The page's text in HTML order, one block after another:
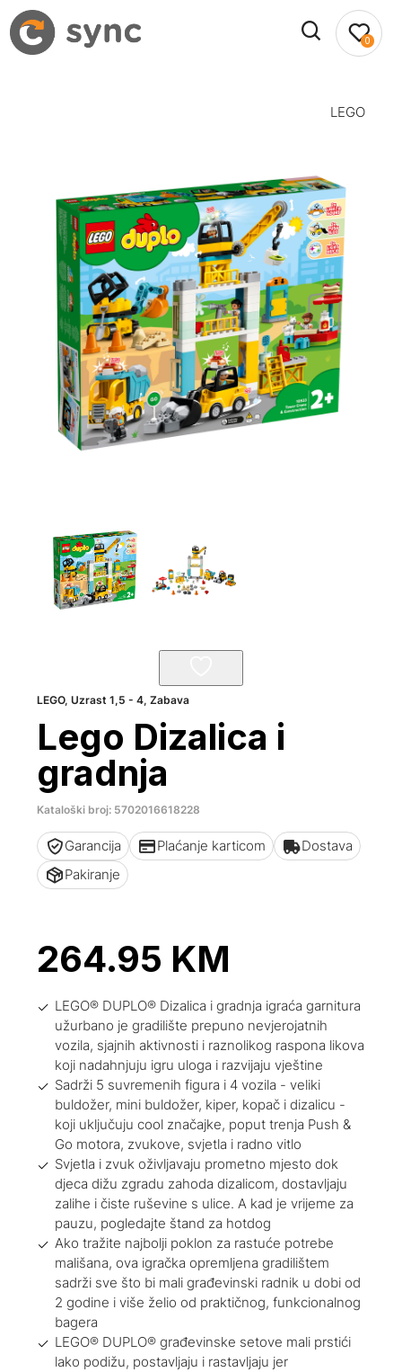
0
LEGO
LEGO,Uzrast 1,5 - 4,Zabava
Lego Dizalica i
gradnja
Kataloški broj: 5702016618228
Garancija Plaćanje karticom
Dostava
Pakiranje
264.95 KM
LEGO® DUPLO® Dizalica i gradnja igraća garnitura
užurbano je gradilište prepuno nevjerojatnih
vozila, sjajnih aktivnosti i raznolikog raspona likova
koji nadahnjuju igru uloga i razvijaju vještine
Sadrži 5 suvremenih figura i 4 vozila - veliki
buldožer, mini buldožer, kiper, kopač i dizalicu -
koji uključuju cool značajke, poput trenja Push &
Go motora, zvukove, svjetla i radno vitlo
Svjetla i zvuk oživljavaju prometno mjesto dok
djeca dižu zgradu zahoda dizalicom, dostavljaju
zalihe i čiste ruševine s ulice. A kad je vrijeme za
pauzu, pogledajte štand za hotdog
Ako tražite najbolji poklon za rastuće potrebe
mališana, ova igračka opremljena gradilištem
sadrži sve što bi mali građevinski radnik u dobi od
2 godine i više želio od praktičnog, funkcionalnog
bagera
LEGO® DUPLO® građevinske setove mali prstići
lako podižu, postavljaju i rastavljaju jer